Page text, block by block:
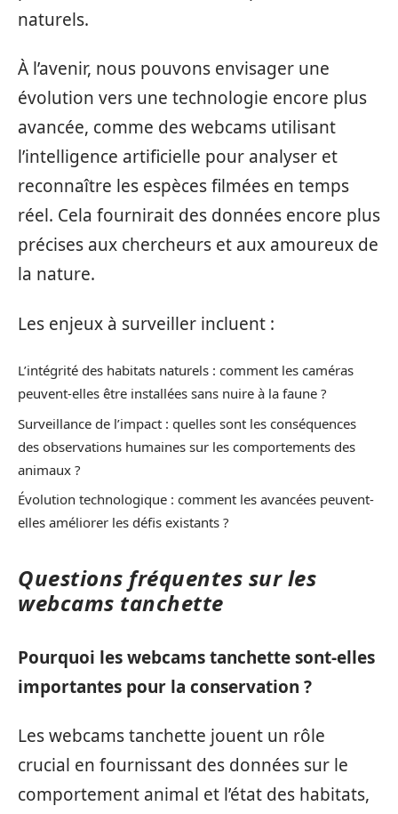
naturels.
À l’avenir, nous pouvons envisager une
évolution vers une technologie encore plus
avancée, comme des webcams utilisant
l’intelligence artificielle pour analyser et
reconnaître les espèces filmées en temps
réel. Cela fournirait des données encore plus
précises aux chercheurs et aux amoureux de
la nature.
Les enjeux à surveiller incluent :
L’intégrité des habitats naturels : comment les caméras
peuvent-elles être installées sans nuire à la faune ?
Surveillance de l’impact : quelles sont les conséquences
des observations humaines sur les comportements des
animaux ?
Évolution technologique : comment les avancées peuvent-
elles améliorer les défis existants ?
Questions fréquentes sur les
webcams tanchette
Pourquoi les webcams tanchette sont-elles
importantes pour la conservation ?
Les webcams tanchette jouent un rôle
crucial en fournissant des données sur le
comportement animal et l’état des habitats,